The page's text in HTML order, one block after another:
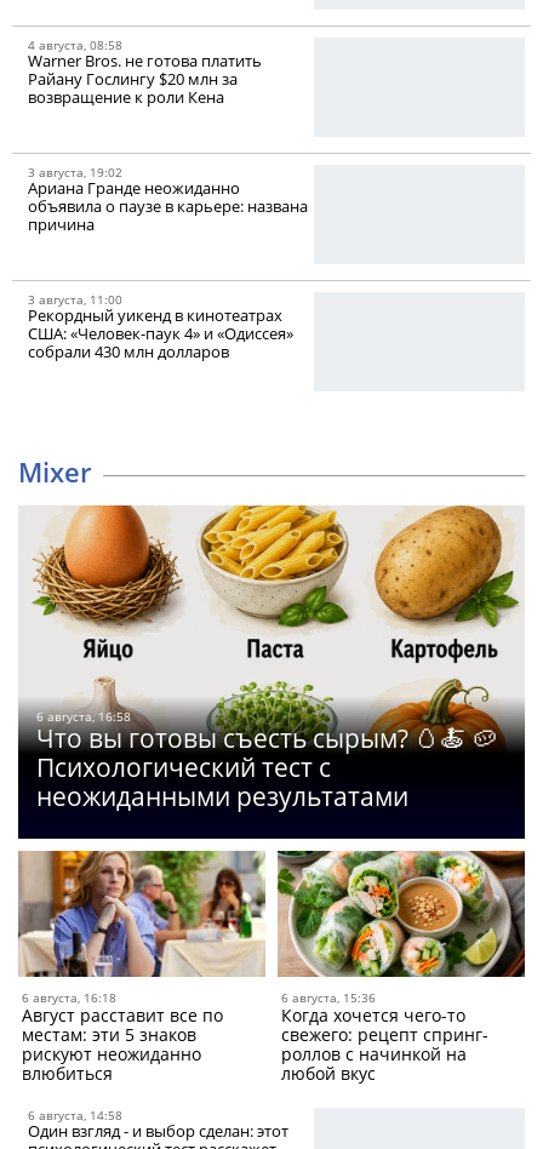
4 августа, 08:58
Warner Bros. не готова платить
Райану Гослингу $20 млн за
возвращение к роли Кена
3 августа, 19:02
Ариана Гранде неожиданно
объявила о паузе в карьере: названа
причина
3 августа, 11:00
Рекордный уикенд в кинотеатрах
США: «Человек-паук 4» и «Одиссея»
собрали 430 млн долларов
Mixer
6 августа, 16:58
Что вы готовы съесть сырым? 🥚🍝 🥔
Психологический тест с
неожиданными результатами
6 августа, 16:18
Август расставит все по
местам: эти 5 знаков
рискуют неожиданно
влюбиться
6 августа, 15:36
Когда хочется чего-то
свежего: рецепт спринг-
роллов с начинкой на
любой вкус
6 августа, 14:58
Один взгляд - и выбор сделан: этот